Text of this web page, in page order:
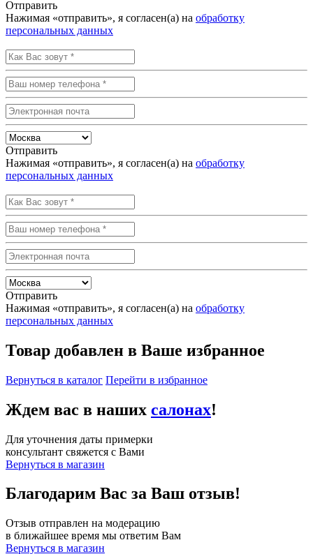
Отправить
Нажимая «отправить», я согласен(а) на обработку
персональных данных
Отправить
Нажимая «отправить», я согласен(а) на обработку
персональных данных
Отправить
Нажимая «отправить», я согласен(а) на обработку
персональных данных
Товар добавлен в Ваше избранное
Вернуться в каталог Перейти в избранное
Ждем вас в наших салонах!
Для уточнения даты примерки
консультант свяжется с Вами
Вернуться в магазин
Благодарим Вас за Ваш отзыв!
Отзыв отправлен на модерацию
в ближайшее время мы ответим Вам
Вернуться в магазин